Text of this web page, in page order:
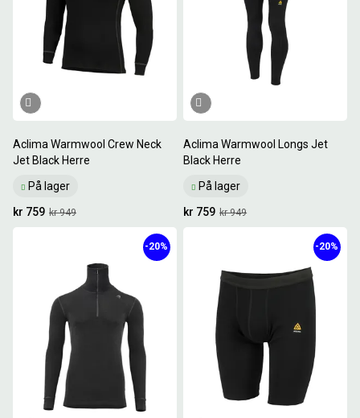
Aclima Warmwool Crew Neck
Jet Black Herre
På lager
kr 949
kr 759
Aclima Warmwool Longs Jet
Black Herre
På lager
kr 949
kr 759
-20% -20%